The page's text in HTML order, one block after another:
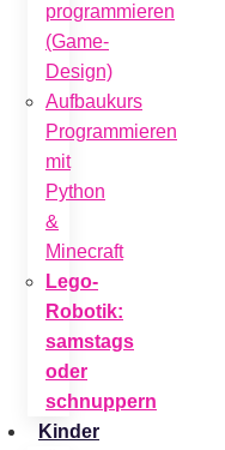
programmieren
(Game-
Design)
Aufbaukurs
Programmieren
mit
Python
&
Minecraft
Lego-
Robotik:
samstags
oder
schnuppern
Kinder